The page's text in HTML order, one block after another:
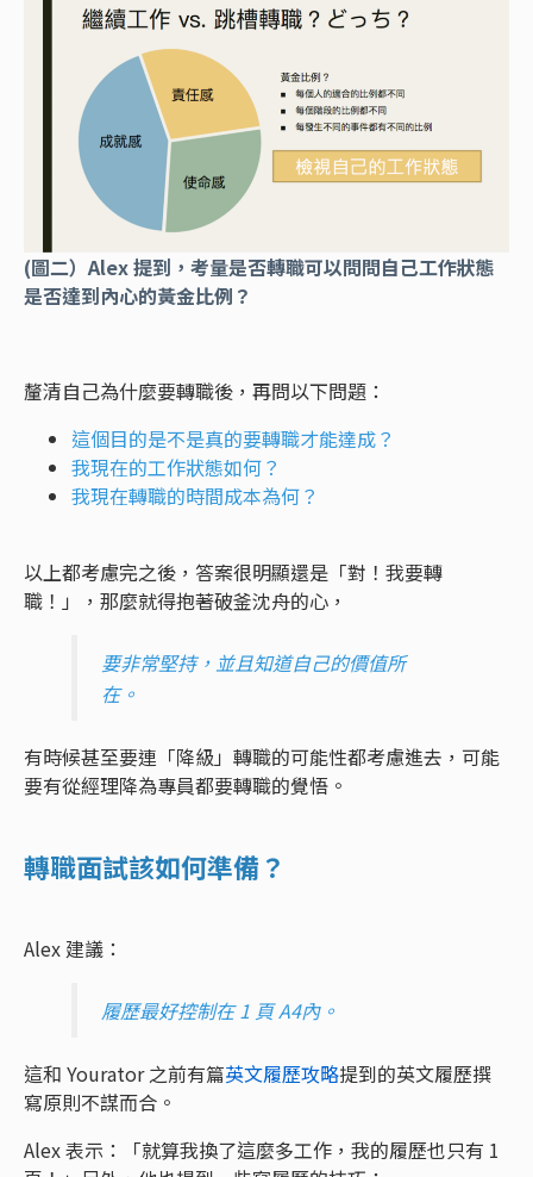
(圖二）Alex 提到，考量是否轉職可以問問自己工作狀態
是否達到內心的黃金比例？
釐清自己為什麼要轉職後，再問以下問題：
這個目的是不是真的要轉職才能達成？
我現在的工作狀態如何？
我現在轉職的時間成本為何？
以上都考慮完之後，答案很明顯還是「對！我要轉
職！」，那麼就得抱著破釜沈舟的心，
要非常堅持，並且知道自己的價值所
在。
有時候甚至要連「降級」轉職的可能性都考慮進去，可能
要有從經理降為專員都要轉職的覺悟。
轉職面試該如何準備？
Alex 建議：
履歷最好控制在 1 頁 A4內。
這和 Yourator 之前有篇英文履歷攻略提到的英文履歷撰
寫原則不謀而合。
Alex 表示：「就算我換了這麼多工作，我的履歷也只有 1